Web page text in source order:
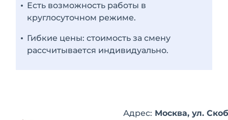
Есть возможность работы в
круглосуточном режиме.
Гибкие цены: стоимость за смену
рассчитывается индивидуально.
Адрес: Москва, ул.